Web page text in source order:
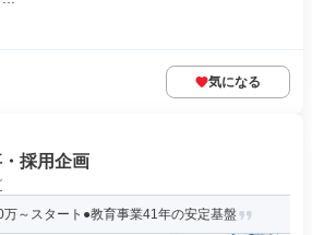
気になる
採用企画
万～スタート●教育事業41年の安定基盤